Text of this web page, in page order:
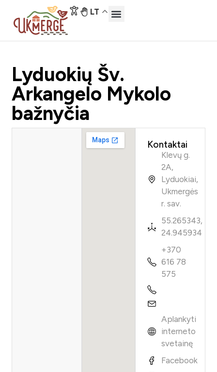
LT
Lyduokių Šv.
Arkangelo Mykolo
bažnyčia
Kontaktai
Klevų g.
2A,
Lyduokiai,
Ukmergės
r. sav.
55.265343,
24.945934
+370
616 78
575
Aplankyti
interneto
svetainę
Facebook